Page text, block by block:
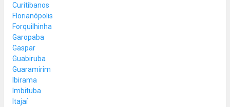
Curitibanos
Florianópolis
Forquilhinha
Garopaba
Gaspar
Guabiruba
Guaramirim
Ibirama
Imbituba
Itajaí